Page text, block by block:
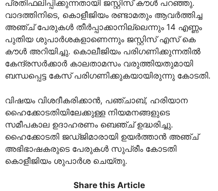
പ്രതിഫലിപ്പിക്കുന്നതായി ജസ്റ്റിസ് കൗള്‍ പറഞ്ഞു.
വാദത്തിനിടെ, കൊളീജിയം രണ്ടാമതും ആവര്‍ത്തിച്ച
അഞ്ച് പേരുകള്‍ തീര്‍പ്പാക്കാനില്ലെന്നും 14 എണ്ണം
പുതിയ ശുപാര്‍ശകളാണെന്നും ജസ്റ്റിസ് എസ് കെ
കൗള്‍ അറിയിച്ചു. കൊലീജിയം പരിഗണിക്കുന്നതില്‍
കേന്ദ്രസര്‍ക്കാര്‍ കാലതാമസം വരുത്തിയതുമായി
ബന്ധപ്പെട്ട കേസ് പരിഗണിക്കുകയായിരുന്നു കോടതി.
വിഷയം വിശദീകരിക്കാന്‍, പഞ്ചാബ്, ഹരിയാന
ഹൈക്കോടതിയിലേക്കുള്ള നിയമനങ്ങളുടെ
സമീപകാല ഉദാഹരണം ബെഞ്ച് ഉദ്ധരിച്ചു.
ഹൈക്കോടതി ജഡ്ജിമാരായി ഉയര്‍ത്താന്‍ അഞ്ച്
അഭിഭാഷകരുടെ പേരുകള്‍ സുപ്രീം കോടതി
കൊളീജിയം ശുപാര്‍ശ ചെയ്തു.
Share this Article